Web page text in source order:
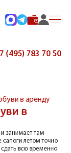
(495) 783 70 50
в аренду
в
занимает там
летом точно
всю временно